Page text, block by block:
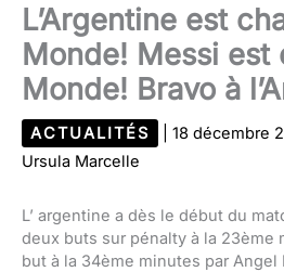
L’Argentine est
Monde! Messi est
Monde! Bravo à
ACTUALITÉS 18 décembre
Ursula Marcelle
L’ argentine a dès le début du
deux buts sur pénalty à la 23ème
but à la 34ème minutes par Angel